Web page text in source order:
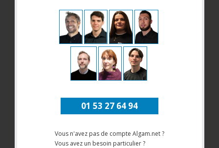
01 53 27 64 94
Vous n'avez pas de compte Algam.net ?
Vous avez un besoin particulier ?